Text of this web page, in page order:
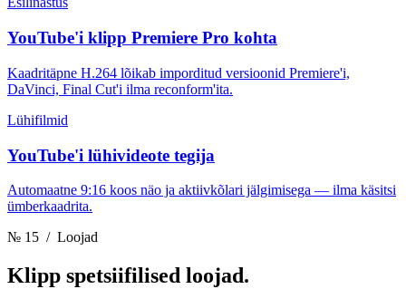
YouTube'i klipp Premiere Pro kohta
Kaadritäpne H.264 lõikab imporditud versioonid Premiere'i,
DaVinci, Final Cut'i ilma reconform'ita.
Lühifilmid
YouTube'i lühivideote tegija
Automaatne 9:16 koos näo ja aktiivkõlari jälgimisega — ilma käsitsi
ümberkaadrita.
№ 15 / Loojad
Klipp spetsiifilised loojad.